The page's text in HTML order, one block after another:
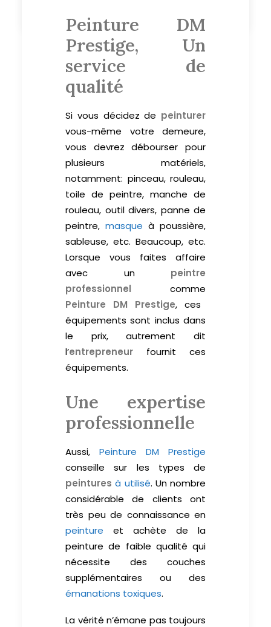
Peinture DM
Prestige, Un
service de
qualité
Si vous décidez de peinturer
vous-même votre demeure,
vous devrez débourser pour
plusieurs matériels,
notamment: pinceau, rouleau,
toile de peintre, manche de
rouleau, outil divers, panne de
peintre, masque à poussière,
sableuse, etc. Beaucoup, etc.
Lorsque vous faites affaire
avec un peintre
professionnel comme
Peinture DM Prestige, ces
équipements sont inclus dans
le prix, autrement dit
l’entrepreneur fournit ces
équipements.
Une expertise
professionnelle
Aussi, Peinture DM Prestige
conseille sur les types de
peintures à utilisé. Un nombre
considérable de clients ont
très peu de connaissance en
peinture et achète de la
peinture de faible qualité qui
nécessite des couches
supplémentaires ou des
émanations toxiques.
La vérité n’émane pas toujours